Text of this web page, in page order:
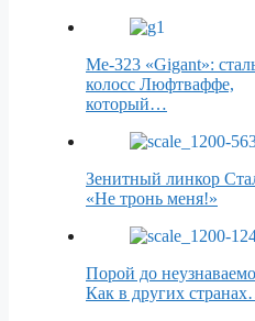
Me-323 «Gigant»:
колосс Люфтваффе,
который…
Зенитный линкор
«Не тронь меня!»
Порой до
Как в других